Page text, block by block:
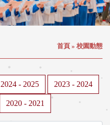
首頁 » 校園動態
2024 - 2025 2023 - 2024
2020 - 2021